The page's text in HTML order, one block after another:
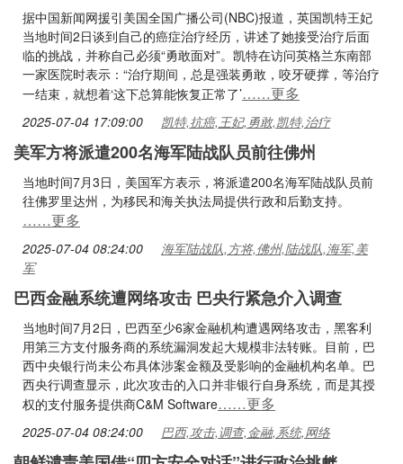
据中国新闻网援引美国全国广播公司(NBC)报道，英国凯特王妃
当地时间2日谈到自己的癌症治疗经历，讲述了她接受治疗后面
临的挑战，并称自己必须“勇敢面对”。凯特在访问英格兰东南部
一家医院时表示：“治疗期间，总是强装勇敢，咬牙硬撑，等治疗
一结束，就想着‘这下总算能恢复正常了’……更多
2025-07-04 17:09:00 凯特,抗癌,王妃,勇敢,凯特,治疗
美军方将派遣200名海军陆战队员前往佛州
当地时间7月3日，美国军方表示，将派遣200名海军陆战队员前
往佛罗里达州，为移民和海关执法局提供行政和后勤支持。
……更多
2025-07-04 08:24:00
海军陆战队,方将,佛州,陆战队,海军,美
军
巴西金融系统遭网络攻击 巴央行紧急介入调查
当地时间7月2日，巴西至少6家金融机构遭遇网络攻击，黑客利
用第三方支付服务商的系统漏洞发起大规模非法转账。目前，巴
西中央银行尚未公布具体涉案金额及受影响的金融机构名单。巴
西央行调查显示，此次攻击的入口并非银行自身系统，而是其授
权的支付服务提供商C&M Software……更多
2025-07-04 08:24:00 巴西,攻击,调查,金融,系统,网络